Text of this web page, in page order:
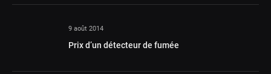
9 août 2014
Prix d’un détecteur de fumée